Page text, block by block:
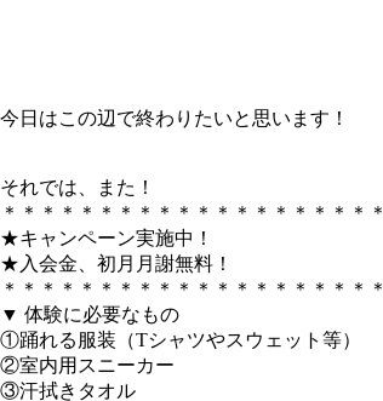
今日はこの辺で終わりたいと思います！
それでは、また！
＊＊＊＊＊＊＊＊＊＊＊＊＊＊＊＊＊＊＊＊
★キャンペーン実施中！
★入会金、初月月謝無料！
＊＊＊＊＊＊＊＊＊＊＊＊＊＊＊＊＊＊＊＊
▼ 体験に必要なもの
①踊れる服装（Tシャツやスウェット等）
②室内用スニーカー
③汗拭きタオル